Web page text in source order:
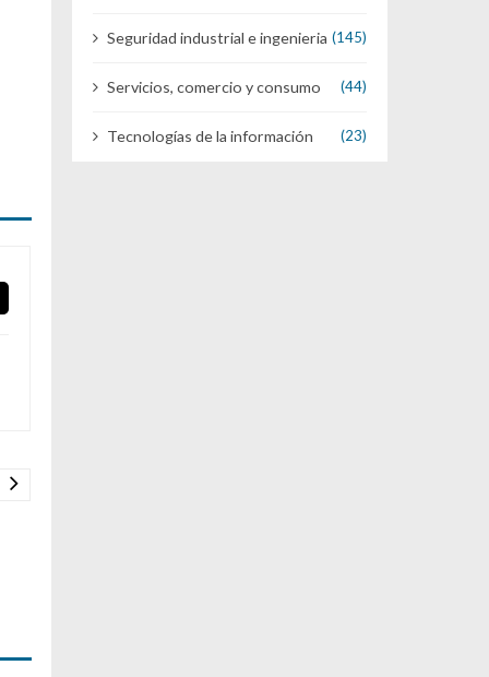
Seguridad industrial e ingenieria (145)
Servicios, comercio y consumo (44)
Tecnologías de la información (23)